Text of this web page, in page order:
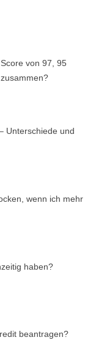
von 97, 95
Unterschiede und
wenn ich mehr
haben?
beantragen?